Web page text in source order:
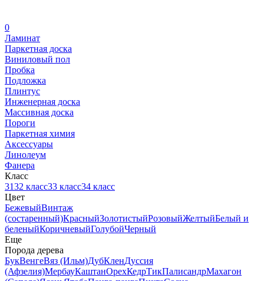
0
Ламинат
Паркетная доска
Виниловый пол
Пробка
Подложка
Плинтус
Инженерная доска
Массивная доска
Пороги
Паркетная химия
Аксессуары
Линолеум
Фанера
Класс
3132 класс33 класс34 класс
Цвет
БежевыйВинтаж
(состаренный)КрасныйЗолотистыйРозовыйЖелтыйБелый и
беленыйКоричневыйГолубойЧерный
Еще
Порода дерева
БукВенгеВяз (Ильм)ДубКленДуссия
(Афзелия)МербауКаштанОрехКедрТикПалисандрМахагон